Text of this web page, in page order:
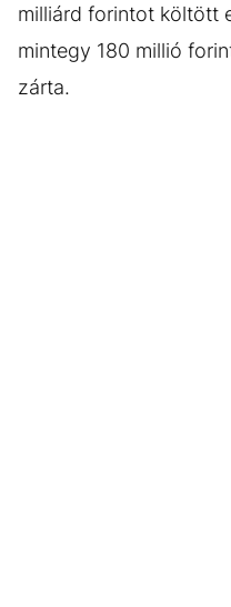
milliárd forintot költött
mintegy 180 millió
zárta.